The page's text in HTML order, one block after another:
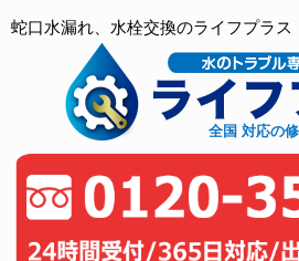
蛇口水漏れ、水栓交換のライフプラス
全国 対応の